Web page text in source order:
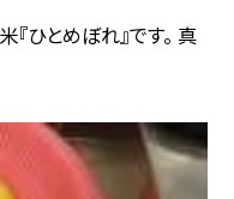
ひとめぼれ』です。 真